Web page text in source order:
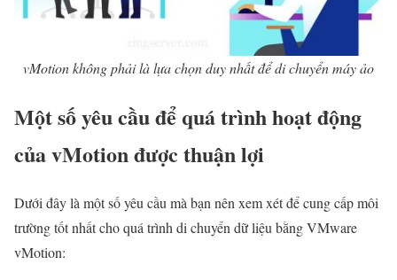
vMotion không phải là lựa chọn duy nhất để di chuyển máy ảo
Một số yêu cầu để quá trình hoạt động
của vMotion được thuận lợi
Dưới đây là một số yêu cầu mà bạn nên xem xét để cung cấp môi
trường tốt nhất cho quá trình di chuyển dữ liệu bằng VMware
vMotion: